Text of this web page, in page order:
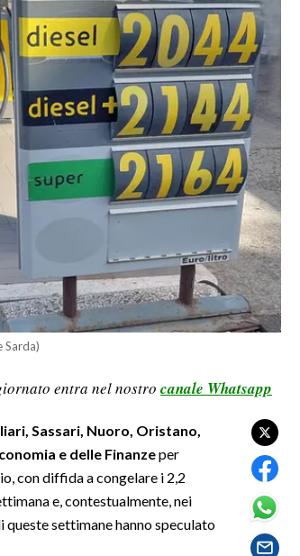
Sarda)
entra nel nostro canale Whatsapp
Sassari, Nuoro, Oristano,
e delle Finanzeper
con diffida a congelare i 2,2
e, contestualmente, nei
queste settimane hanno speculato